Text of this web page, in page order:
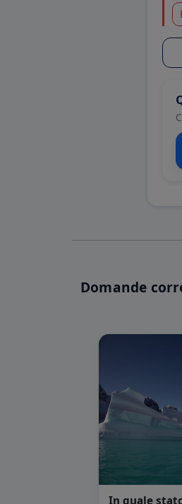
Domande
In quale